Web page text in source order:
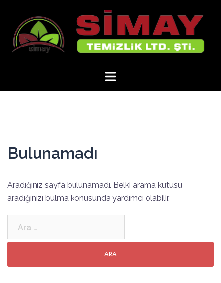
Bulunamadı
Aradığınız sayfa bulunamadı. Belki arama kutusu
aradığınızı bulma konusunda yardımcı olabilir.